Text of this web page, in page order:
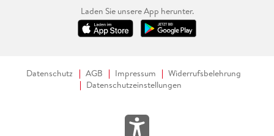
Laden Sie unsere App herunter.
Datenschutz AGB Impressum
Widerrufsbelehrung
Datenschutzeinstellungen